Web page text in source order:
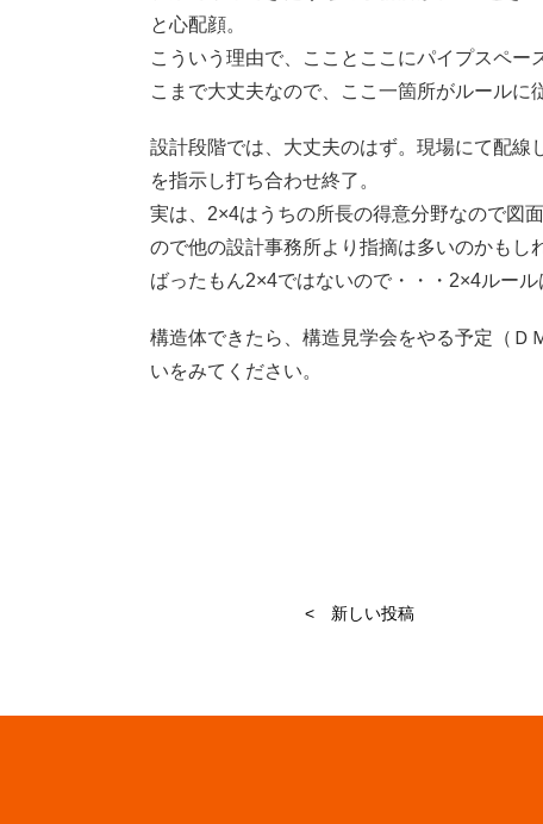
と心配顔。
こういう理由で、こことここにパイプスペー
こまで大丈夫なので、ここ一箇所がルールに
設計段階では、大丈夫のはず。現場にて配線
を指示し打ち合わせ終了。
実は、2×4はうちの所長の得意分野なので図
ので他の設計事務所より指摘は多いのかもし
ばったもん2×4ではないので・・・2×4ルー
構造体できたら、構造見学会をやる予定（Ｄ
いをみてください。
< 新しい投稿